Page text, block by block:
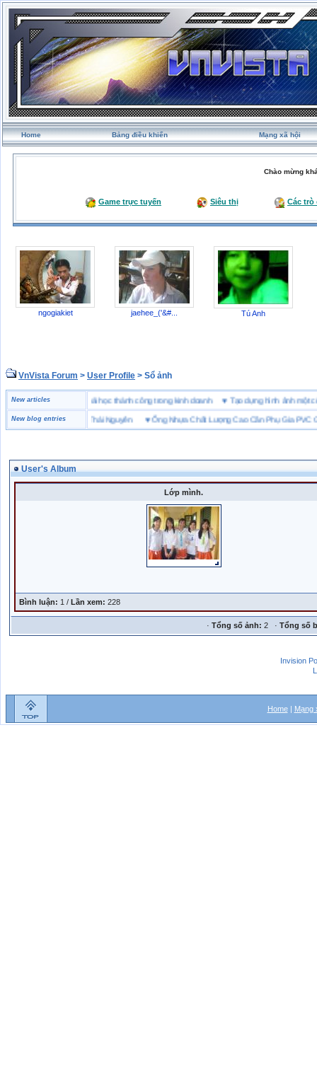
Home Bảng điều khiển Mạng xã hội
Chào mừng
Game trực tuyến Siêu thị Các trò
ngogiakiet jaehee_('&#... Tú Anh
VnVista Forum > User Profile > Sổ ảnh
New articles
biệt” của Microsoft ♥4 bài học thành công trong kinh doanh ♥Tạo dựng hình ảnh
New blog entries
giày bảo hộ tại Thái Nguyên♥ Ống Nhựa Chất Lượng Cao Cần Phụ Gia PVC Gì?
User's Album
Lớp mình.
Bình luận: 1 / Lần xem: 228
· Tổng số ảnh: 2 · Tổng số
Invision
Home| Mạng